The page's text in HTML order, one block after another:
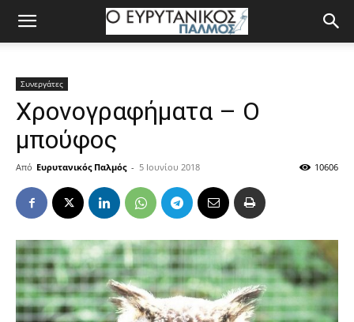
Συνεργάτες
Χρονογραφήματα – Ο
μπούφος
Από Ευρυτανικός Παλμός - 5 Ιουνίου 2018 10606